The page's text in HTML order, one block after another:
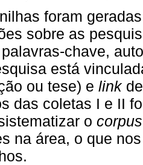
foram
sobre as
chave,
está
ou tese) e linkde
das coletas I e II
o corpus
na área, o que